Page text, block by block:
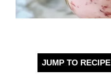
JUMP TO RECIPE